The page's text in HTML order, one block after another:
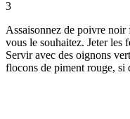
3
Assaisonnez de poivre
vous le souhaitez. Jeter les
Servir avec des oignons
flocons de piment rouge, si